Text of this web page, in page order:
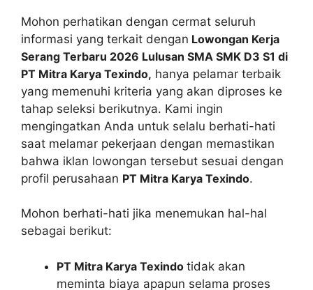
Mohon perhatikan dengan cermat seluruh
informasi yang terkait dengan Lowongan Kerja
Serang Terbaru 2026 Lulusan SMA SMK D3 S1 di
PT Mitra Karya Texindo, hanya pelamar terbaik
yang memenuhi kriteria yang akan diproses ke
tahap seleksi berikutnya. Kami ingin
mengingatkan Anda untuk selalu berhati-hati
saat melamar pekerjaan dengan memastikan
bahwa iklan lowongan tersebut sesuai dengan
profil perusahaan PT Mitra Karya Texindo.
Mohon berhati-hati jika menemukan hal-hal
sebagai berikut:
PT Mitra Karya Texindo tidak akan
meminta biaya apapun selama proses